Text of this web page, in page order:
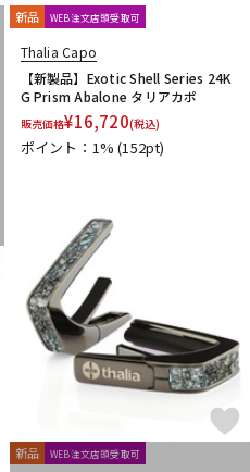
Doc Simons DR
ele-king books
Enfini Custom Works
ENGL
EVH Famous
FANA
Fender USA
Freeway Switch
GATOR Frameworks
Power
GORILLA SNOT
Tech
Gravity Guitar Picks
GrooveTech Tools
Gear
GUITTO
HUDSON MUSIC
新品 WEB注文店頭受取可
Thalia Capo
【新製品】Exotic Shell Series 24K
G Prism Abalone タリアカポ
販売価格¥16,720(税込)
ポイント：1%(152pt)
新品 WEB注文店頭受取可